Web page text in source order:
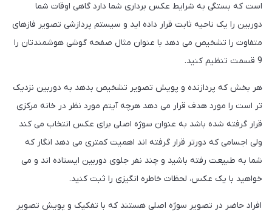
است که بستگی به شرایط عکس برداری شما دارد گاهی اوقات شما
دوربین را یک ناحیه ثابت قرار داده اید و سیستم پردازشی تصویر فازهای
متفاوت را تشخیص می دهد با عنوان مثال صفحه گوشی هوشمندتان را
9 قسمت تنظیم کنید.
هر بخش که پردازنده و پویش تصویر تشخیص بدهد به دوربین نزدیک
تر است را مورد هدف قرار می دهد هرچه آیتم مورد نظر در خانه مرکزی
قرار گرفته شده باشد به عنوان سوژه اصلی برای عکس انتخاب می کند
ولی اجسامی که دورتر قرار گرفته اند اهمیت کمتری می دهد انگار که
شما به طبیعت رفته باشید و چند نفر جلوی دوربین ایستاده اند و می
خواهید با یک عکس، لحظات خاطره انگیزی را ثبت کنید.
افراد حاضر در تصویر سوژه اصلی هستند که با تفکیک و پویش تصویر